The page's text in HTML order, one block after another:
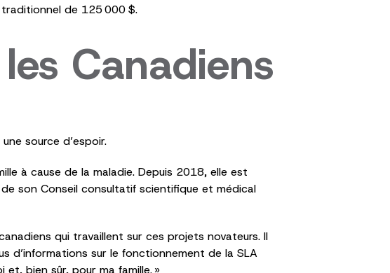
de 125 000 $.
Canadiens
source d’espoir.
à cause de la maladie. Depuis 2018, elle est
son Conseil consultatif scientifique et médical
qui travaillent sur ces projets novateurs. Il
d’informations sur le fonctionnement de la SLA
bien sûr, pour ma famille. »